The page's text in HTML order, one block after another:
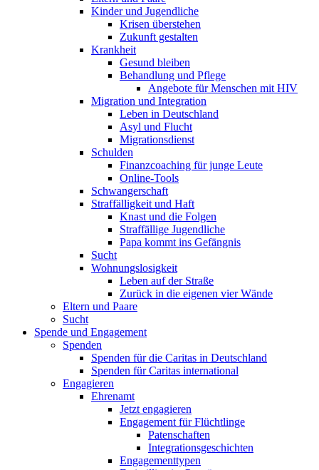
Kinder und Jugendliche
Krisen überstehen
Zukunft gestalten
Krankheit
Gesund bleiben
Behandlung und Pflege
Angebote für Menschen mit HIV
Migration und Integration
Leben in Deutschland
Asyl und Flucht
Migrationsdienst
Schulden
Finanzcoaching für junge Leute
Online-Tools
Schwangerschaft
Straffälligkeit und Haft
Knast und die Folgen
Straffällige Jugendliche
Papa kommt ins Gefängnis
Sucht
Wohnungslosigkeit
Leben auf der Straße
Zurück in die eigenen vier Wände
Eltern und Paare
Sucht
Spende und Engagement
Spenden
Spenden für die Caritas in Deutschland
Spenden für Caritas international
Engagieren
Ehrenamt
Jetzt engagieren
Engagement für Flüchtlinge
Patenschaften
Integrationsgeschichten
Engagementtypen